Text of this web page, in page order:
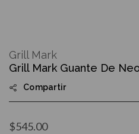
the
beginning
the
images
Grill Mark Guante De
Compartir
$545.00
Grill Mark